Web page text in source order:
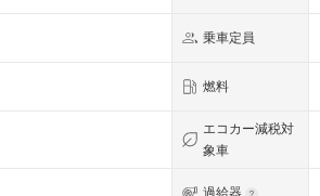
乗車定員
燃料
エコカー減税対
象車
過給器